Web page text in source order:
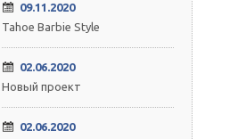
09.11.2020
Tahoe Barbie Style
02.06.2020
Новый проект
02.06.2020